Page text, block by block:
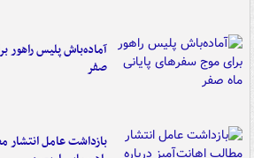
آماده‌باش پلیس راهور
صفر
بازداشت عامل انتشار